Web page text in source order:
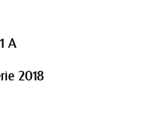
A
2018